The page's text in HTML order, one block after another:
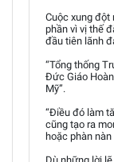
Cuộc xung đột
phần vì vị thế
đầu tiên lãnh
“Tổng thống
Đức Giáo
Mỹ”.
“Điều đó làm
cũng tạo ra
hoặc phàn